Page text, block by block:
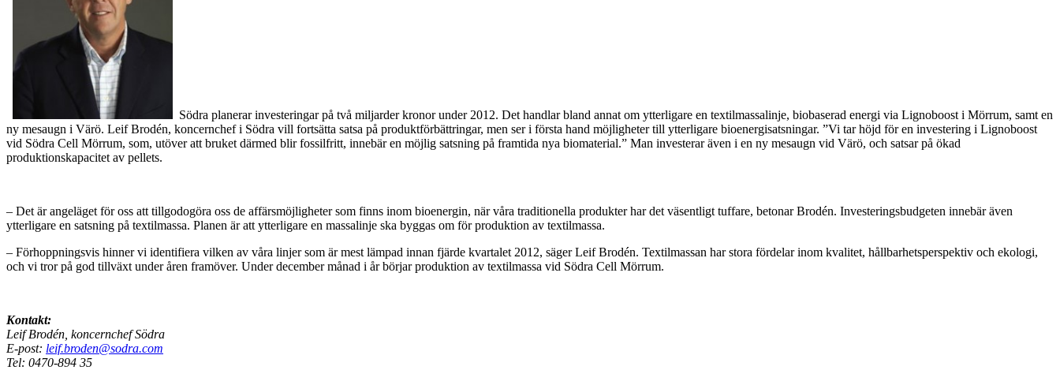
Södra planerar investeringar på två miljarder kronor under 2012. Det handlar bland annat om ytterligare en textilmassalinje, biobaserad energi via Lignoboost i Mörrum, samt en
ny mesaugn i Värö. Leif Brodén, koncernchef i Södra vill fortsätta satsa på produktförbättringar, men ser i första hand möjligheter till ytterligare bioenergisatsningar. ”Vi tar höjd för en investering i Lignoboost
vid Södra Cell Mörrum, som, utöver att bruket därmed blir fossilfritt, innebär en möjlig satsning på framtida nya biomaterial.” Man investerar även i en ny mesaugn vid Värö, och satsar på ökad
produktionskapacitet av pellets.
– Det är angeläget för oss att tillgodogöra oss de affärsmöjligheter som finns inom bioenergin, när våra traditionella produkter har det väsentligt tuffare, betonar Brodén. Investeringsbudgeten innebär även
ytterligare en satsning på textilmassa. Planen är att ytterligare en massalinje ska byggas om för produktion av textilmassa.
– Förhoppningsvis hinner vi identifiera vilken av våra linjer som är mest lämpad innan fjärde kvartalet 2012, säger Leif Brodén. Textilmassan har stora fördelar inom kvalitet, hållbarhetsperspektiv och ekologi,
och vi tror på god tillväxt under åren framöver. Under december månad i år börjar produktion av textilmassa vid Södra Cell Mörrum.
Kontakt:
Leif Brodén, koncernchef Södra
E-post: leif.broden@sodra.com
Tel: 0470-894 35